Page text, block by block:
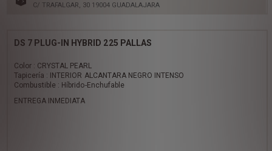
C/ TRAFALGAR, 30 19004 GUADALAJARA
DS 7 PLUG-IN HYBRID 225 PALLAS
Color : CRYSTAL PEARL
Tapicería : INTERIOR ALCANTARA NEGRO INTENSO
Combustible : Híbrido-Enchufable
ENTREGA INMEDIATA